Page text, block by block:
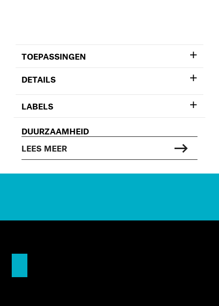
TOEPASSINGEN
DETAILS
LABELS
DUURZAAMHEID
LEES MEER